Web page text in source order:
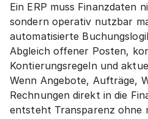
Ein ERP muss Finanzdaten
sondern operativ nutzbar
automatisierte
Abgleich offener Posten,
Kontierungsregeln und
Wenn Angebote, Aufträge,
Rechnungen direkt in die
entsteht Transparenz ohne